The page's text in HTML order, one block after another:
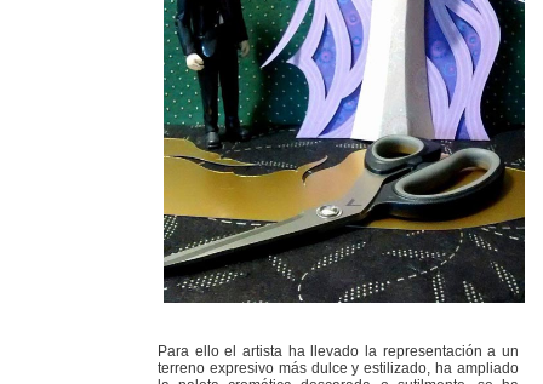
Para ello el artista ha llevado la representación a un
terreno expresivo más dulce y estilizado, ha ampliado